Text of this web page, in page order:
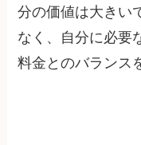
分の価値は大きい
なく、自分に必要
料金とのバランス